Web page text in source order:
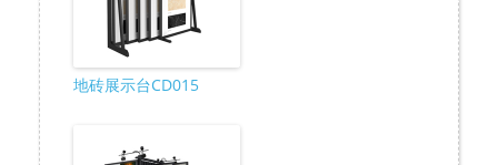
地砖展示台CD015